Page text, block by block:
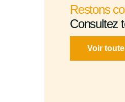
Restons
Consultez
Voir